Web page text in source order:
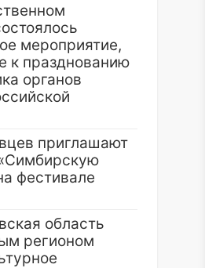
мероприятие,
к празднованию
органов
приглашают
фестивале
область
регионом